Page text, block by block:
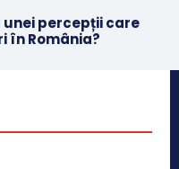
percepții care
în România?